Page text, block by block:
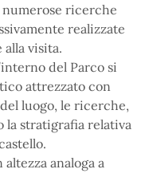
ricerche
realizzate
visita.
del Parco si
attrezzato con
luogo, le ricerche,
la stratigrafia relativa
analoga a